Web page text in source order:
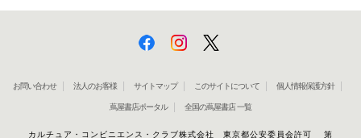
お問い合わせ 法人のお客様 サイトマップ このサイトについて 個人情報保護方針
蔦屋書店ポータル 全国の蔦屋書店 一覧
カルチュア・コンビニエンス・クラブ株式会社 東京都公安委員会許可 第